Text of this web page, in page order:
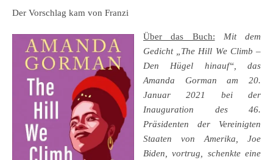
Der Vorschlag kam von Franzi
Über das Buch:
Mit dem
Gedicht „The Hill We Climb –
Den Hügel hinauf“, das
Amanda Gorman am 20.
Januar 2021 bei der
Inauguration des 46.
Präsidenten der Vereinigten
Staaten von Amerika, Joe
Biden, vortrug, schenkte eine